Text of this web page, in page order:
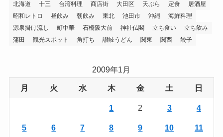
北海道
十三 台湾料理 商店街 大田区 天ぷら 定食
居酒屋
昭和レトロ
昼飲み 朝飲み 東北 池田市 沖縄
海鮮料理
源泉掛け流し
町中華 石橋阪大前 神社仏閣 立ち食い
立ち飲み
蒲田
観光スポット 角打ち 讃岐うどん 関東 関西 餃子
2009年1月
月 火 水 木 金 土 日
1 2 3 4
5 6 7 8 9 10 11